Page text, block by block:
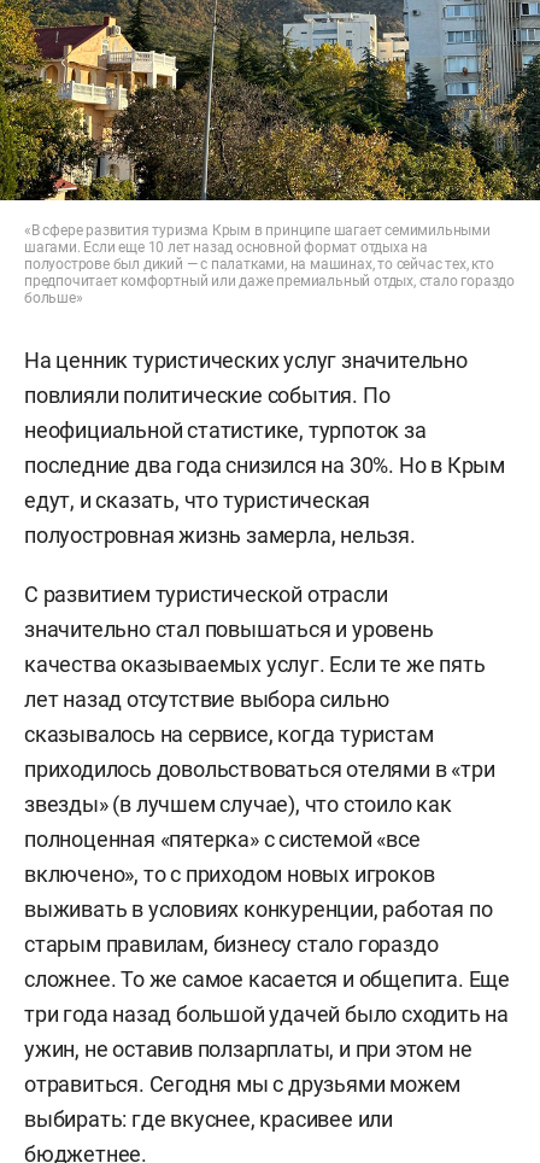
«В сфере развития туризма Крым в принципе шагает семимильными
шагами. Если еще 10 лет назад основной формат отдыха на
полуострове был дикий — с палатками, на машинах, то сейчас тех, кто
предпочитает комфортный или даже премиальный отдых, стало гораздо
больше»
На ценник туристических услуг значительно
повлияли политические события. По
неофициальной статистике, турпоток за
последние два года снизился на 30%. Но в Крым
едут, и сказать, что туристическая
полуостровная жизнь замерла, нельзя.
С развитием туристической отрасли
значительно стал повышаться и уровень
качества оказываемых услуг. Если те же пять
лет назад отсутствие выбора сильно
сказывалось на сервисе, когда туристам
приходилось довольствоваться отелями в «три
звезды» (в лучшем случае), что стоило как
полноценная «пятерка» с системой «все
включено», то с приходом новых игроков
выживать в условиях конкуренции, работая по
старым правилам, бизнесу стало гораздо
сложнее. То же самое касается и общепита. Еще
три года назад большой удачей было сходить на
ужин, не оставив ползарплаты, и при этом не
отравиться. Сегодня мы с друзьями можем
выбирать: где вкуснее, красивее или
бюджетнее.